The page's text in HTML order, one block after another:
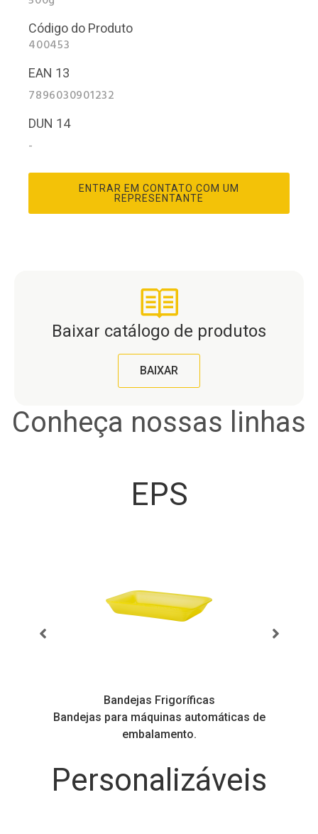
Código do Produto
400453
EAN 13
7896030901232
DUN 14
-
ENTRAR EM CONTATO COM UM
REPRESENTANTE
Baixar catálogo de produtos
BAIXAR
Conheça nossas linhas
EPS
Bandejas Frigoríficas
Bandejas para máquinas automáticas de
embalamento.
Personalizáveis